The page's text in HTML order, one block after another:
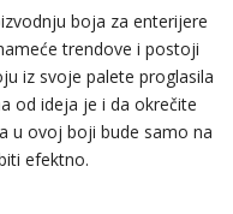
boja za enterijere
trendove i postoji
iz svoje palete proglasila
od ideja je i da okrečite
u ovoj boji bude samo na
efektno.